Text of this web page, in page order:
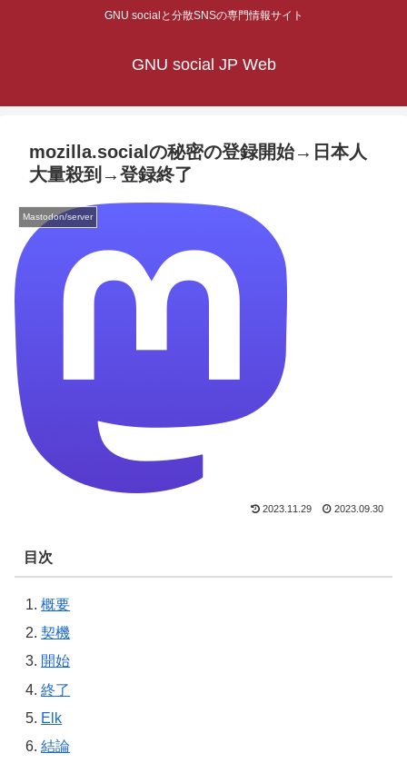
GNU socialと分散SNSの専門情報サイト
GNU social JP Web
mozilla.socialの秘密の登録開始→日本人
大量殺到→登録終了
Mastodon/server
2023.11.29 2023.09.30
目次
概要
契機
開始
終了
Elk
結論